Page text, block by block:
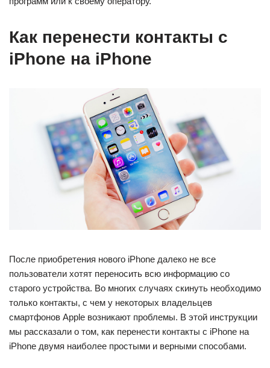
Как перенести контакты с
iPhone на iPhone
После приобретения нового iPhone далеко не все
пользователи хотят переносить всю информацию со
старого устройства. Во многих случаях скинуть необходимо
только контакты, с чем у некоторых владельцев
смартфонов Apple возникают проблемы. В этой инструкции
мы рассказали о том, как перенести контакты с iPhone на
iPhone двумя наиболее простыми и верными способами.